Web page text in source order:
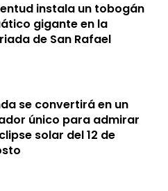
instala un tobogán
gigante en la
de San Rafael
se convertirá en un
único para admirar
solar del 12 de